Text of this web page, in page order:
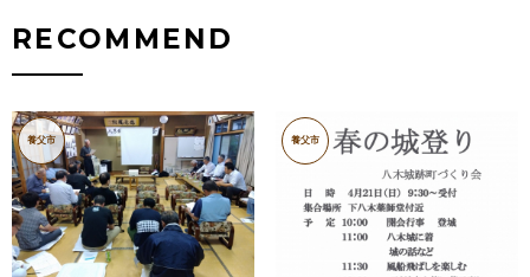
RECOMMEND
養父市 養父市